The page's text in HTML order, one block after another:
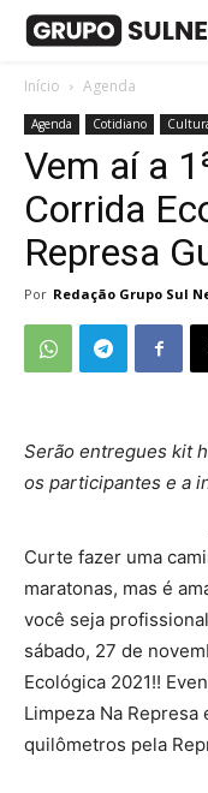
Início Agenda
Agenda Cotidiano
Vem aí a
Corrida
Represa
Por Redação Grupo Sul
Serão entregues kit
os participantes e a
Curte fazer uma
maratonas, mas é
você seja
sábado, 27 de
Ecológica 2021!!
Limpeza Na
quilômetros pela